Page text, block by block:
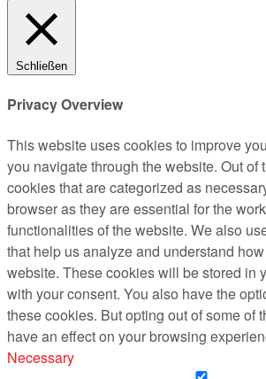
Schließen
Privacy Overview
This website uses cookies to improve
you navigate through the website. Out of
cookies that are categorized as
browser as they are essential for the
functionalities of the website. We also
that help us analyze and understand
website. These cookies will be stored in
with your consent. You also have the
these cookies. But opting out of some of
have an effect on your browsing
Necessary